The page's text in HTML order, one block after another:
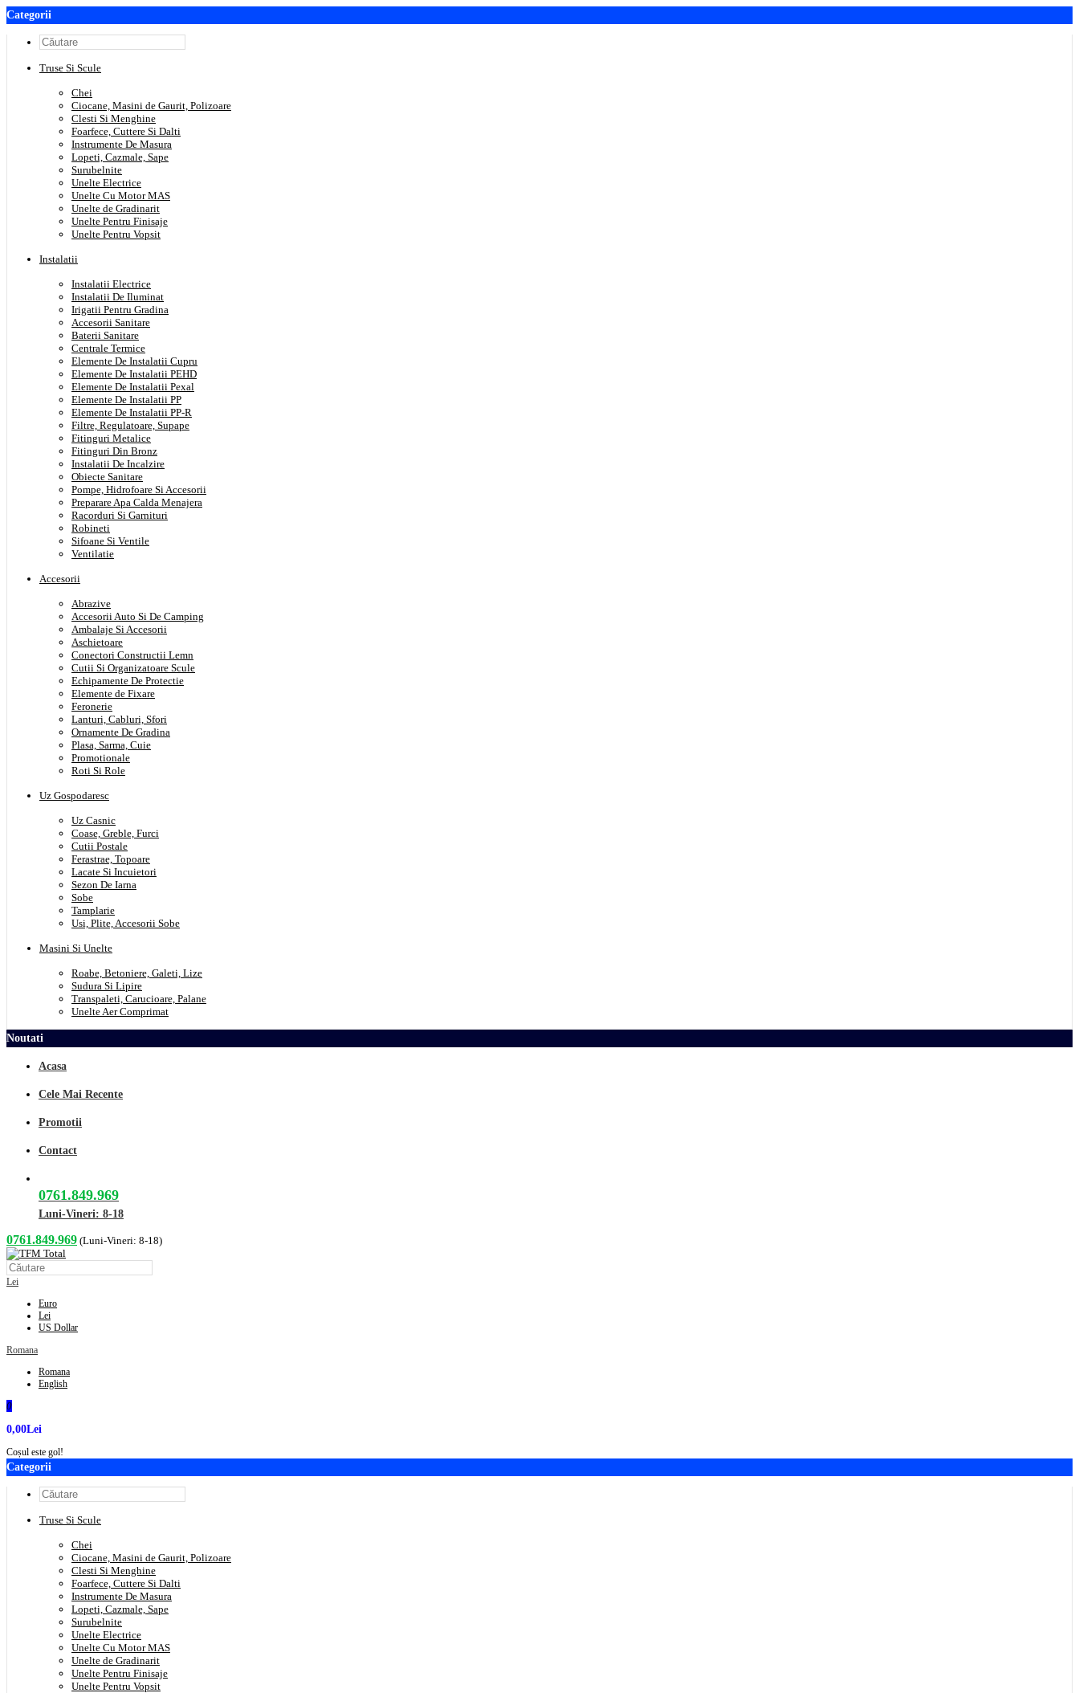
Categorii
Truse Si Scule
Chei
Ciocane, Masini de Gaurit, Polizoare
Clesti Si Menghine
Foarfece, Cuttere Si Dalti
Instrumente De Masura
Lopeti, Cazmale, Sape
Surubelnite
Unelte Electrice
Unelte Cu Motor MAS
Unelte de Gradinarit
Unelte Pentru Finisaje
Unelte Pentru Vopsit
Instalatii
Instalatii Electrice
Instalatii De Iluminat
Irigatii Pentru Gradina
Accesorii Sanitare
Baterii Sanitare
Centrale Termice
Elemente De Instalatii Cupru
Elemente De Instalatii PEHD
Elemente De Instalatii Pexal
Elemente De Instalatii PP
Elemente De Instalatii PP-R
Filtre, Regulatoare, Supape
Fitinguri Metalice
Fitinguri Din Bronz
Instalatii De Incalzire
Obiecte Sanitare
Pompe, Hidrofoare Si Accesorii
Preparare Apa Calda Menajera
Racorduri Si Garnituri
Robineti
Sifoane Si Ventile
Ventilatie
Accesorii
Abrazive
Accesorii Auto Si De Camping
Ambalaje Si Accesorii
Aschietoare
Conectori Constructii Lemn
Cutii Si Organizatoare Scule
Echipamente De Protectie
Elemente de Fixare
Feronerie
Lanturi, Cabluri, Sfori
Ornamente De Gradina
Plasa, Sarma, Cuie
Promotionale
Roti Si Role
Uz Gospodaresc
Uz Casnic
Coase, Greble, Furci
Cutii Postale
Ferastrae, Topoare
Lacate Si Incuietori
Sezon De Iarna
Sobe
Tamplarie
Usi, Plite, Accesorii Sobe
Masini Si Unelte
Roabe, Betoniere, Galeti, Lize
Sudura Si Lipire
Transpaleti, Carucioare, Palane
Unelte Aer Comprimat
Noutati
Acasa
Cele Mai Recente
Promotii
Contact
0761.849.969
Luni-Vineri: 8-18
0761.849.969 (Luni-Vineri: 8-18)
Lei
Euro
Lei
US Dollar
Romana
Romana
English
0
0,00Lei
Coșul este gol!
Categorii
Truse Si Scule
Chei
Ciocane, Masini de Gaurit, Polizoare
Clesti Si Menghine
Foarfece, Cuttere Si Dalti
Instrumente De Masura
Lopeti, Cazmale, Sape
Surubelnite
Unelte Electrice
Unelte Cu Motor MAS
Unelte de Gradinarit
Unelte Pentru Finisaje
Unelte Pentru Vopsit